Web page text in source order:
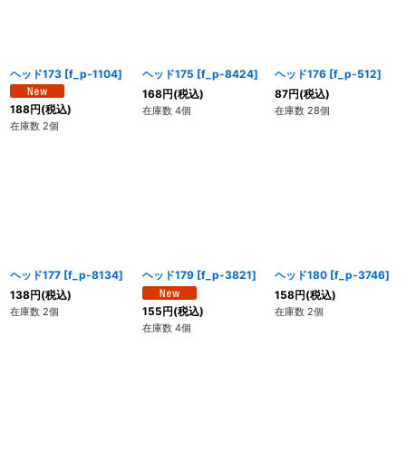
ヘッド173 [f_p-1104]
188円(税込)
在庫数 2個
ヘッド175 [f_p-8424]
168円(税込)
在庫数 4個
ヘッド176 [f_p-512]
87円(税込)
在庫数 28個
ヘッド177 [f_p-8134]
138円(税込)
在庫数 2個
ヘッド179 [f_p-3821]
155円(税込)
在庫数 4個
ヘッド180 [f_p-3746]
158円(税込)
在庫数 2個